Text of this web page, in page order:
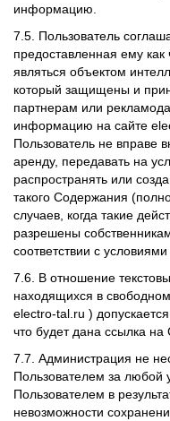
информацию.
7.5. Пользователь
предоставленная ему
являться объектом
который защищены и
партнерам или
информацию на сайте
Пользователь не вправе
аренду, передавать на
распространять или
такого Содержания
случаев, когда такие
разрешены
соответствии с
7.6. В отношение
находящихся в
electro-tal.ru )
что будет дана ссылка на
7.7. Администрация не
Пользователем за любой
Пользователем в
невозможности